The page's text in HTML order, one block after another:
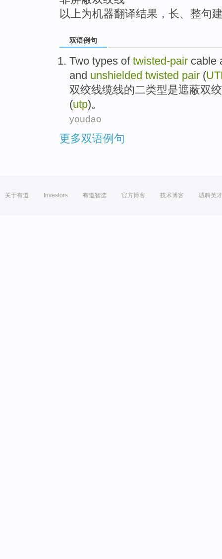
以上为机器翻译结果，长、整句
双语例句
Two types of twisted-pair cable
and unshielded twisted pair (
双绞线缆线的二类型是遮蔽双
(utp)。
youdao
更多双语例句
关于有道 Investors 有道智选 官方博客 技术博客 诚聘英才